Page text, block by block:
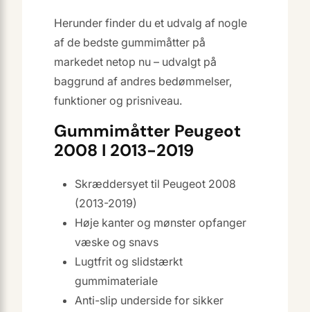
Herunder finder du et udvalg af nogle
af de bedste gummimåtter på
markedet netop nu – udvalgt på
baggrund af andres bedømmelser,
funktioner og prisniveau.
Gummimåtter Peugeot
2008 I 2013-2019
Skræddersyet til Peugeot 2008
(2013-2019)
Høje kanter og mønster opfanger
væske og snavs
Lugtfrit og slidstærkt
gummimateriale
Anti-slip underside for sikker